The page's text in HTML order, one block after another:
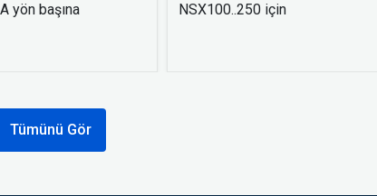
yön başına
NSX100..250 için
Tümünü Gör